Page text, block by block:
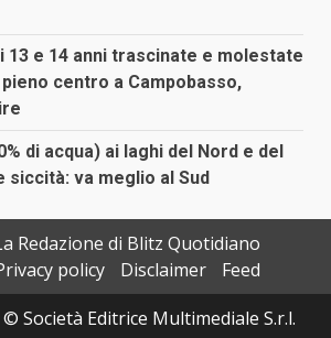
13 e 14 anni trascinate e molestate
centro a Campobasso,
di acqua) ai laghi del Nord e del
siccità: va meglio al Sud
Redazione di Blitz Quotidiano
policy Disclaimer
Feed
Società Editrice Multimediale S.r.l.